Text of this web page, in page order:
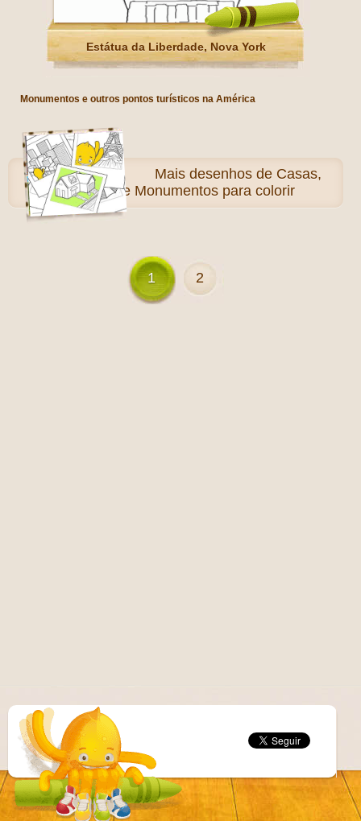
Estátua da Liberdade, Nova York
Monumentos e outros pontos turísticos na América
Maisdesenhos de Casas,
Cidades e Monumentos para colorir
1 2